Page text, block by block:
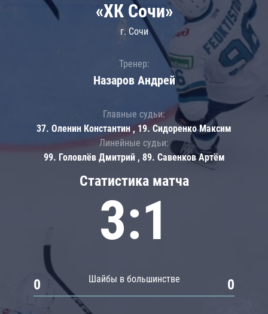
Статистика матча
3:1
Шайбы в большинстве
0 0
«ХК Сочи»
г. Сочи
Тренер:
Назаров Андрей
Главные судьи:
37. Оленин Константин , 19. Сидоренко Максим
Линейные судьи:
99. Головлёв Дмитрий , 89. Савенков Артём